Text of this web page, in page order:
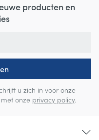
producten en
u zich in voor onze
onze privacy policy.